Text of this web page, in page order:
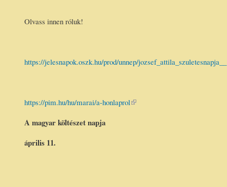
Olvass innen róluk!
https://jelesnapok.oszk.hu/prod/unnep/
https://pim.hu/hu/marai/a-honlaprol(link is
A magyar költészet napja
április 11.